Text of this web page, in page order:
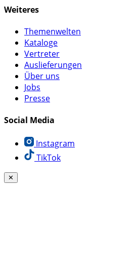
Weiteres
Themenwelten
Kataloge
Vertreter
Auslieferungen
Über uns
Jobs
Presse
Social Media
Instagram
TikTok
✕